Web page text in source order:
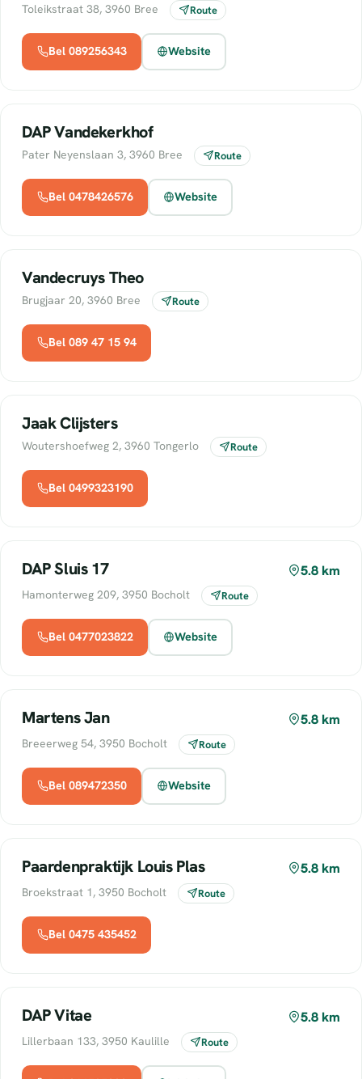
Toleikstraat 38, 3960 Bree Route
Bel 089256343 Website
DAP Vandekerkhof
Pater Neyenslaan 3, 3960 Bree Route
Bel 0478426576 Website
Vandecruys Theo
Brugjaar 20, 3960 Bree Route
Bel 089 47 15 94
Jaak Clijsters
Woutershoefweg 2, 3960 Tongerlo Route
Bel 0499323190
DAP Sluis 17 5.8 km
Hamonterweg 209, 3950 Bocholt Route
Bel 0477023822 Website
Martens Jan 5.8 km
Breeerweg 54, 3950 Bocholt Route
Bel 089472350 Website
Paardenpraktijk Louis Plas 5.8 km
Broekstraat 1, 3950 Bocholt Route
Bel 0475 435452
DAP Vitae 5.8 km
Lillerbaan 133, 3950 Kaulille Route